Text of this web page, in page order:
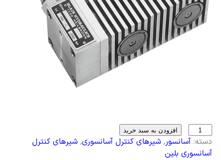
افزودن به سبد خرید
دسته: آسانسور, شیرهای کنترل آسانسوری, شیرهای کنترل
آسانسوری بلین